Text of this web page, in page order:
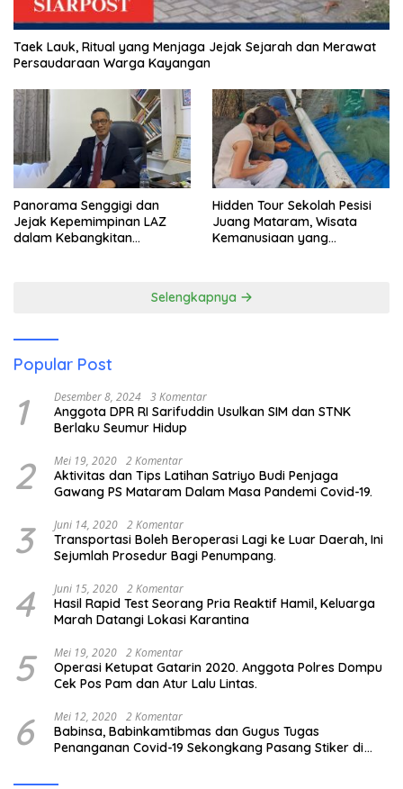
Taek Lauk, Ritual yang Menjaga Jejak Sejarah dan Merawat
Persaudaraan Warga Kayangan
Panorama Senggigi dan
Jejak Kepemimpinan LAZ
dalam Kebangkitan
Hidden Tour Sekolah Pesisi
Juang Mataram, Wisata
Kemanusiaan yang
Selengkapnya
Popular Post
1 Desember 8, 2024 3 Komentar
Anggota DPR RI Sarifuddin Usulkan SIM dan STNK
Berlaku Seumur Hidup
2 Mei 19, 2020 2 Komentar
Aktivitas dan Tips Latihan Satriyo Budi Penjaga
Gawang PS Mataram Dalam Masa Pandemi Covid-19.
3 Juni 14, 2020 2 Komentar
Transportasi Boleh Beroperasi Lagi ke Luar Daerah, Ini
Sejumlah Prosedur Bagi Penumpang.
4 Juni 15, 2020 2 Komentar
Hasil Rapid Test Seorang Pria Reaktif Hamil, Keluarga
Marah Datangi Lokasi Karantina
5 Mei 19, 2020 2 Komentar
Operasi Ketupat Gatarin 2020. Anggota Polres Dompu
Cek Pos Pam dan Atur Lalu Lintas.
6 Mei 12, 2020 2 Komentar
Babinsa, Babinkamtibmas dan Gugus Tugas
Penanganan Covid-19 Sekongkang Pasang Stiker di